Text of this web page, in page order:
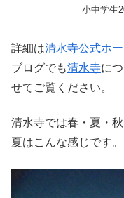
小中学生
詳細は清水寺公式ホ
ブログでも清水寺に
せてご覧ください。
清水寺では春・夏・
夏はこんな感じです。